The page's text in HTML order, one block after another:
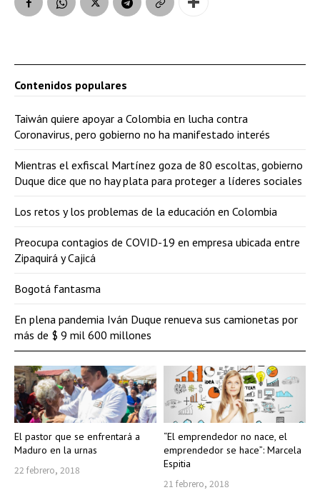
El pastor que se enfrentará a
Maduro en la urnas
22 febrero, 2018
“El emprendedor no nace, el
emprendedor se hace”: Marcela
Espitia
21 febrero, 2018
Contenidos populares
Taiwán quiere apoyar a Colombia en lucha contra
Coronavirus, pero gobierno no ha manifestado interés
Mientras el exfiscal Martínez goza de 80 escoltas, gobierno
Duque dice que no hay plata para proteger a líderes sociales
Los retos y los problemas de la educación en Colombia
Preocupa contagios de COVID-19 en empresa ubicada entre
Zipaquirá y Cajicá
Bogotá fantasma
En plena pandemia Iván Duque renueva sus camionetas por
más de $ 9 mil 600 millones